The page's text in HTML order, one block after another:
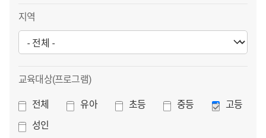
지역
교육대상(프로그램)
전체 유아 초등 중등
고등
성인